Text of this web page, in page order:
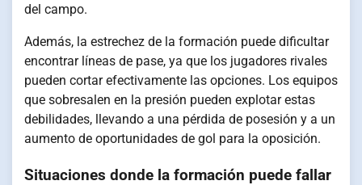
del campo.
Además, la estrechez de la formación puede dificultar
encontrar líneas de pase, ya que los jugadores rivales
pueden cortar efectivamente las opciones. Los equipos
que sobresalen en la presión pueden explotar estas
debilidades, llevando a una pérdida de posesión y a un
aumento de oportunidades de gol para la oposición.
Situaciones donde la formación puede fallar